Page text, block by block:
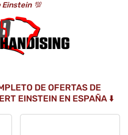
Einstein 💯
DE OFERTAS DE
EINSTEIN EN ESPAÑA ⬇️